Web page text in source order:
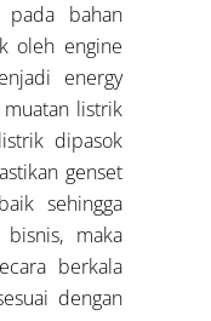
pada bahan
oleh engine
energy
listrik
dipasok
genset
sehingga
bisnis, maka
berkala
dengan